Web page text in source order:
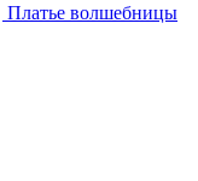
Платье волшебницы